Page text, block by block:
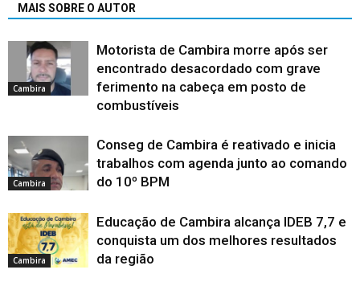
MAIS SOBRE O AUTOR
Cambira
Motorista de Cambira morre após ser
encontrado desacordado com grave
ferimento na cabeça em posto de
combustíveis
Cambira
Conseg de Cambira é reativado e inicia
trabalhos com agenda junto ao comando
do 10º BPM
Cambira
Educação de Cambira alcança IDEB 7,7 e
conquista um dos melhores resultados
da região